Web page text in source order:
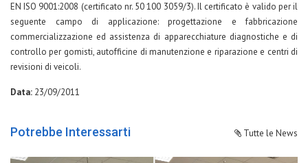
EN ISO 9001:2008 (certificato nr. 50 100 3059/3). Il certificato è valido per il
seguente campo di applicazione: progettazione e fabbricazione
commercializzazione ed assistenza di apparecchiature diagnostiche e di
controllo per gomisti, autofficine di manutenzione e riparazione e centri di
revisioni di veicoli.
Data: 23/09/2011
Potrebbe Interessarti Tutte le News